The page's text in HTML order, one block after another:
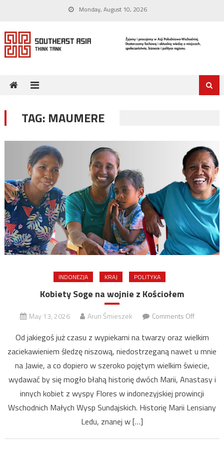
content
Monday, August 10, 2026
TAG: MAUMERE
INDONEZJA KRAJ POLITYKA
Kobiety Soge na wojnie z Kościołem
May 13, 2026 Arun Śmieszek Comments Offon
Soge
na
wojnie
z
Od jakiegoś już czasu z wypiekami na twarzy oraz wielkim
zaciekawieniem śledzę niszową, niedostrzeganą nawet u mnie
na Jawie, a co dopiero w szeroko pojętym wielkim świecie,
wydawać by się mogło błahą historię dwóch Marii, Anastasy i
innych kobiet z wyspy Flores w indonezyjskiej prowincji
Wschodnich Małych Wysp Sundajskich. Historię Marii Lensiany
Ledu, znanej w […]